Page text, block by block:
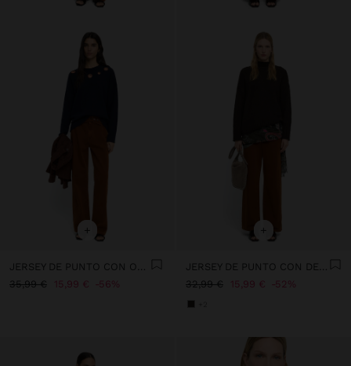
+
35,99 €
15,99 € 56%
+
32,99 €
15,99 € 52%